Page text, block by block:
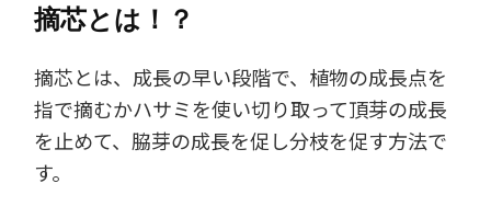
摘芯とは！？
摘芯とは、成長の早い段階で、植物の成長点を
指で摘むかハサミを使い切り取って頂芽の成長
を止めて、脇芽の成長を促し分枝を促す方法で
す。